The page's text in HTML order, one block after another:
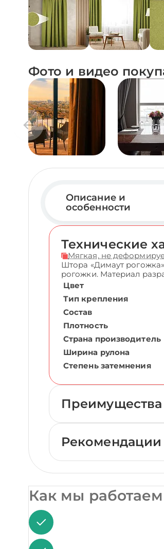
Фото и видео
Описание и
особенности
Технические
Мягкая, не
Штора «Димаут
рогожки. Материал
Цвет
Тип крепления
Состав
Плотность
Страна производитель
Ширина рулона
Степень затемнения
Преимущества
Рекомендации
Как мы работаем